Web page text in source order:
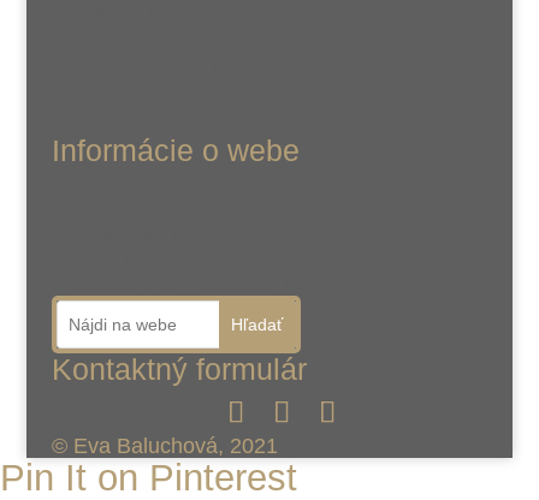
Informácie o webe
Hľadať
Kontaktný formulár
© Eva Baluchová, 2021
Pin It on Pinterest